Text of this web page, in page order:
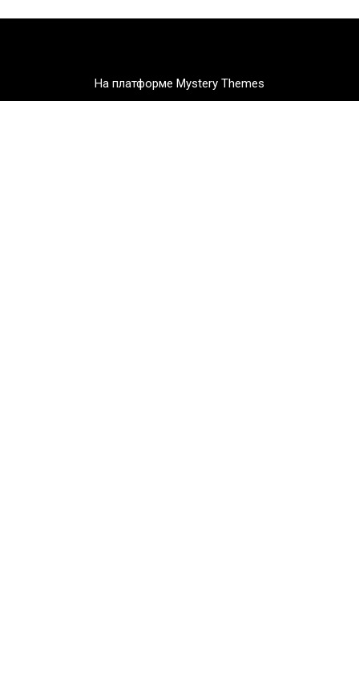
На платформе Mystery Themes